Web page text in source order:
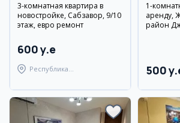
3-комнатная квартира в
новостройке, Сабзавор, 9/10
этаж, евро ремонт
600 y.e
Республика
Берунийский район
1-
аренду,
район
500